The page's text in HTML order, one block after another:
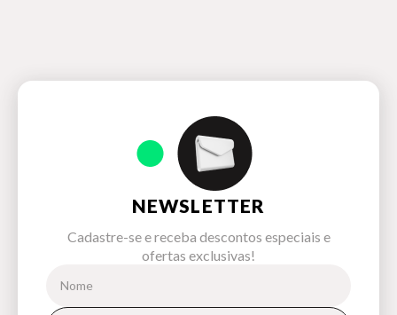
NEWSLETTER
Cadastre-se e receba descontos especiais e
ofertas exclusivas!